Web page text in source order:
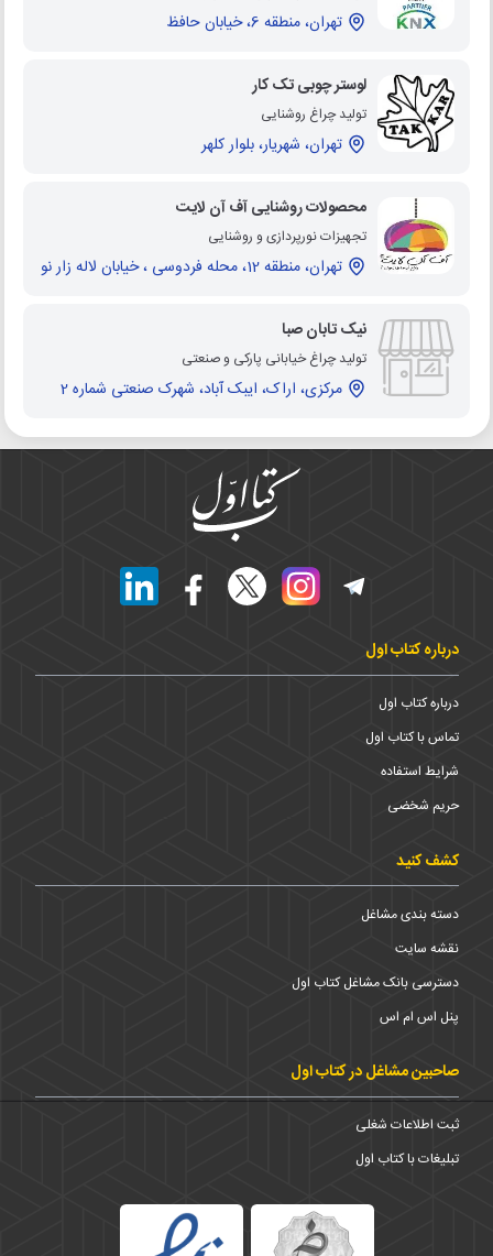
تهران، منطقه 6، خیابان حافظ
لوستر چوبی تک کار
تولید چراغ روشنایی
تهران، شهریار، بلوار کلهر
محصولات روشنایی آف آن لایت
تجهیزات نورپردازی و روشنایی
تهران، منطقه 12، محله فردوسی ، خیابان لاله زار نو
نیک تابان صبا
تولید چراغ خیابانی پارکی و صنعتی
مرکزی، اراک، ایبک آباد، شهرک صنعتی شماره 2
درباره کتاب اول
درباره کتاب اول
تماس با کتاب اول
شرایط استفاده
حریم شخضی
کشف کنید
دسته بندی مشاغل
نقشه سایت
دسترسی بانک مشاغل کتاب اول
پنل اس ام اس
صاحبین مشاغل در کتاب اول
ثبت اطلاعات شغلی
تبلیغات با کتاب اول